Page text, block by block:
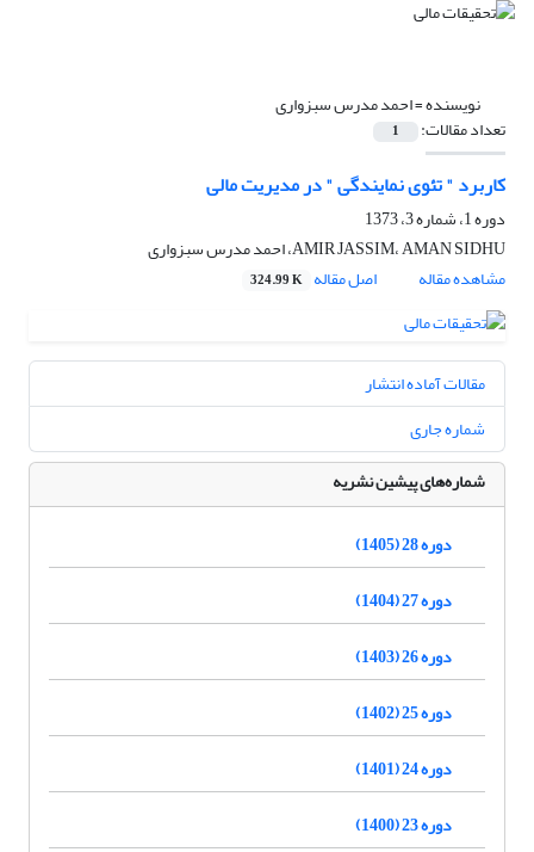
نویسنده =احمد مدرس سبزواری
تعداد مقالات: 1
کاربرد " تئوی نمایندگی " در مدیریت مالی
دوره 1، شماره 3، 1373
AMIR JASSIM، AMAN SIDHU، احمد مدرس سبزواری
مشاهده مقاله
اصل مقاله 324.99 K
مقالات آماده انتشار
شماره جاری
شماره‌های پیشین نشریه
دوره 28 (1405)
دوره 27 (1404)
دوره 26 (1403)
دوره 25 (1402)
دوره 24 (1401)
دوره 23 (1400)